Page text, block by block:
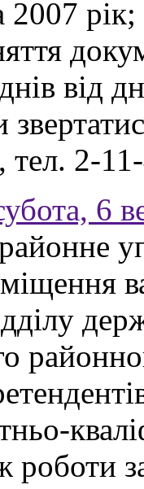
2007
від
тел. 2-
6
роботи